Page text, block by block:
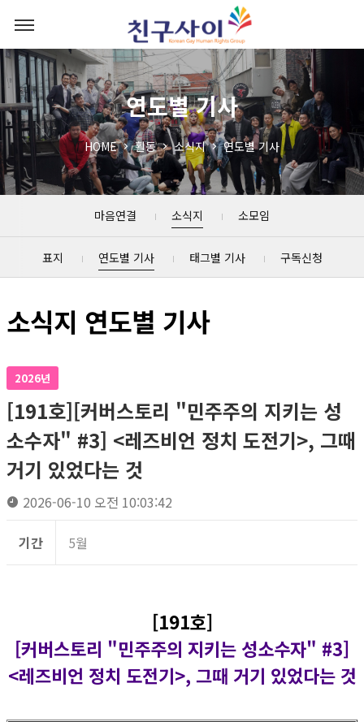
연도별 기사
HOME 활동 소식지 연도별 기사
마음연결 소식지 소모임
표지 연도별 기사 태그별 기사 구독신청
소식지 연도별 기사
2026년
[191호][커버스토리 "민주주의 지키는 성
소수자" #3] <레즈비언 정치 도전기>, 그때
거기 있었다는 것
2026-06-10 오전 10:03:42
기간 5월
[191호]
[커버스토리 "민주주의 지키는 성소수자" #3]
<레즈비언 정치 도전기>, 그때 거기 있었다는 것